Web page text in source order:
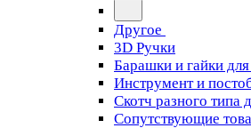
Другое
3D Ручки
Барашки и гайки для
Инструмент и
Скотч разного типа
Сопутствующие